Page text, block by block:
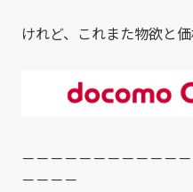
けれど、これまた物欲と
－－－－－－－－－－－
－－－－